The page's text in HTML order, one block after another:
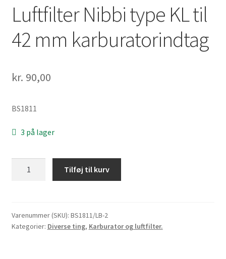
Luftfilter Nibbi type KL til
42 mm karburatorindtag
kr. 90,00
BS1811
3 på lager
til
42
Tilføj til kurv
Varenummer (SKU): BS1811/LB-2
Kategorier: Diverse ting, Karburator og luftfilter.